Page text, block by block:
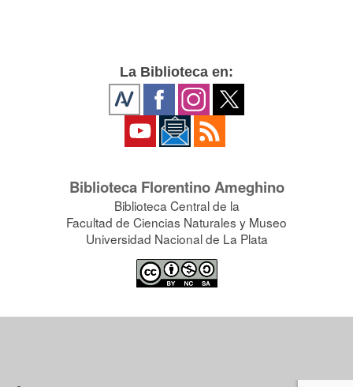
La Biblioteca en:
Biblioteca Florentino Ameghino
Biblioteca Central de la
Facultad de Ciencias Naturales y Museo
Universidad Nacional de La Plata